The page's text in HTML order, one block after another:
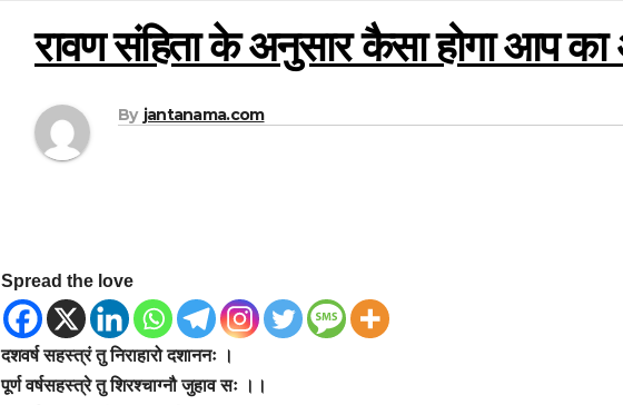
रावण संहिता के अनुसार कैसा होगा आप
By jantanama.com
Spread the love
दशवर्ष सहस्त्रं तु निराहारो दशाननः ।
पूर्ण वर्षसहस्त्रे तु शिरश्चाग्नौ जुहाव सः ।।